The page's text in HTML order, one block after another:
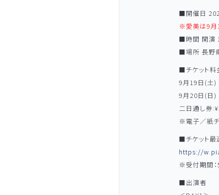
■開催日
※愛美は9月
■時間 開演
■場所 長野
■チケット料
9月19日(土)
9月20日(日)
二日通し券
※電子／紙
■チケット最
https://
※受付期間
■出演者